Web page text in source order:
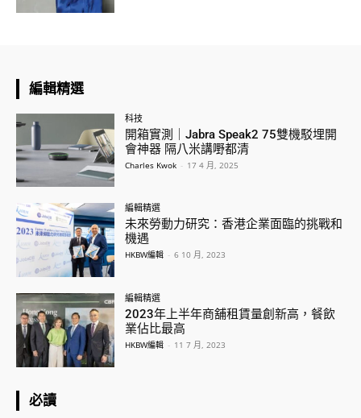
編輯精選
科技
開箱實測｜Jabra Speak2 75雙機駁埋開
會神器 隔八米講嘢都清
Charles Kwok - 17 4 月, 2025
編輯精選
未來勞動力研究：香港企業面臨的挑戰和
機遇
HKBW編輯 - 6 10 月, 2023
編輯精選
2023年上半年商舖租賃量創新高，餐飲
業佔比最高
HKBW編輯 - 11 7 月, 2023
必讀